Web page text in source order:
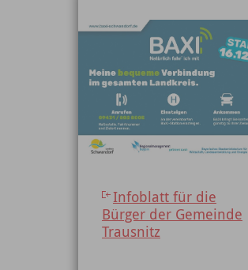
Infoblatt für die
Bürger der Gemeinde
Trausnitz